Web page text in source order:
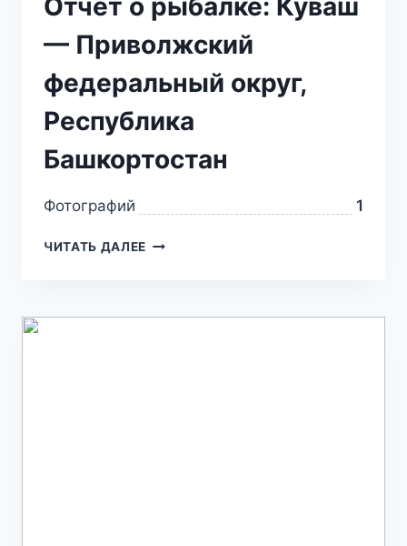
Отчет о рыбалке: Куваш
— Приволжский
федеральный округ,
Республика
Башкортостан
Фотографий 1
ЧИТАТЬ ДАЛЕЕ